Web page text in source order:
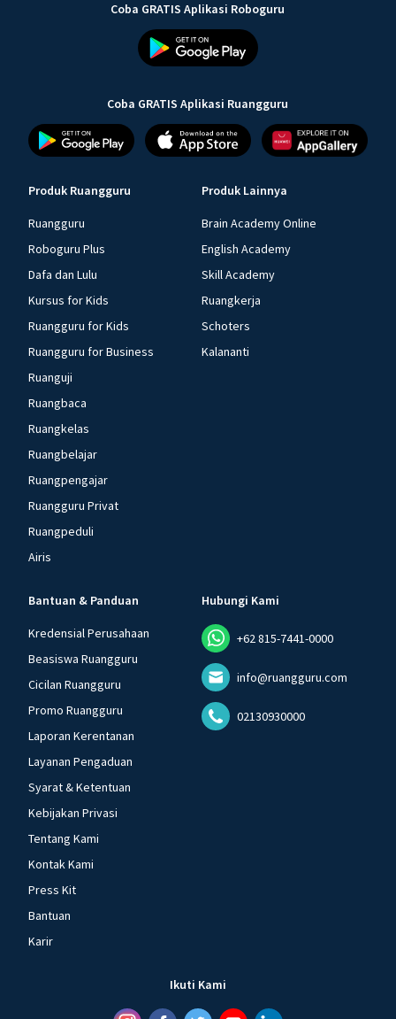
Coba GRATIS Aplikasi Roboguru
Coba GRATIS Aplikasi Ruangguru
Produk Ruangguru
Ruangguru
Roboguru Plus
Dafa dan Lulu
Kursus for Kids
Ruangguru for Kids
Ruangguru for Business
Ruanguji
Ruangbaca
Ruangkelas
Ruangbelajar
Ruangpengajar
Ruangguru Privat
Ruangpeduli
Airis
Produk Lainnya
Brain Academy Online
English Academy
Skill Academy
Ruangkerja
Schoters
Kalananti
Bantuan & Panduan
Kredensial Perusahaan
Beasiswa Ruangguru
Cicilan Ruangguru
Promo Ruangguru
Laporan Kerentanan
Layanan Pengaduan
Syarat & Ketentuan
Kebijakan Privasi
Tentang Kami
Kontak Kami
Press Kit
Bantuan
Karir
Hubungi Kami
+62 815-7441-0000
info@ruangguru.com
02130930000
Ikuti Kami